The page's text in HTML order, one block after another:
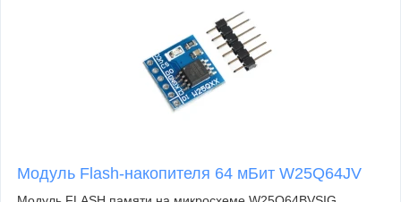
W25P10, W25X10, W25Q10, W25P20, W25X20,
W25Q20, W25P40, W25X40, W25Q40, W25P80,
W25X80, W25Q80, W25P16, W25X16, W25Q16,
W25P32, W25X32, W25Q32, W25P64,
Модуль Flash-накопителя 64 мБит W25Q64JV